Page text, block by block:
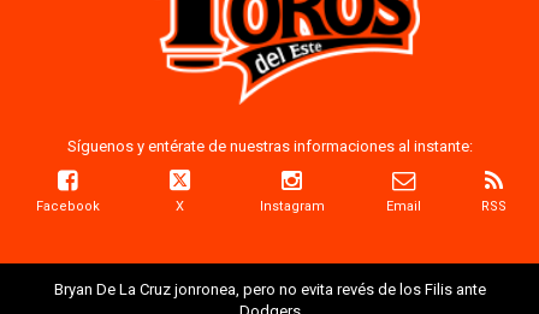
Síguenos y entérate de nuestras informaciones al instante:
Facebook X Instagram Email RSS
Bryan De La Cruz jonronea, pero no evita revés de los Filis ante